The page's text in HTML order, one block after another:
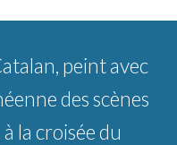
peint avec
des scènes
la croisée du